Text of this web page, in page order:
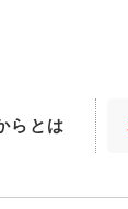
らとは